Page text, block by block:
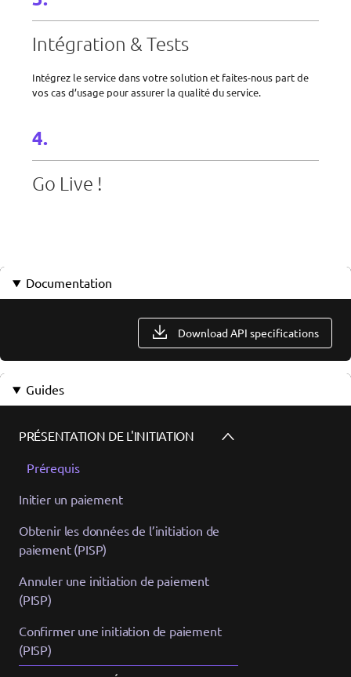
Intégration & Tests
Intégrez le service dans votre solution et faites-nous part de
vos cas d’usage pour assurer la qualité du service.
Go Live !
Documentation
Download API specifications
Guides
PRÉSENTATION DE L'INITIATION
Prérequis
Initier un paiement
Obtenir les données de l’initiation de
paiement (PISP)
Annuler une initiation de paiement
(PISP)
Confirmer une initiation de paiement
(PISP)